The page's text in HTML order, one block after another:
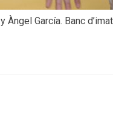
Àngel García. Banc